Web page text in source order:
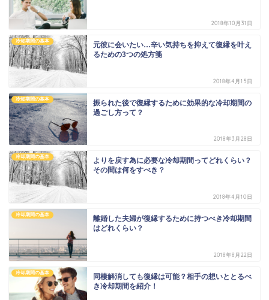
2018年10月31日
冷却期間の基本
元彼に会いたい…辛い気持ちを抑えて復縁を叶え
るための3つの処方箋
2018年4月15日
冷却期間の基本
振られた後で復縁するために効果的な冷却期間の
過ごし方って？
2018年3月28日
冷却期間の基本
よりを戻す為に必要な冷却期間ってどれくらい？
その間は何をすべき？
2018年4月10日
冷却期間の基本
離婚した夫婦が復縁するために持つべき冷却期間
はどれくらい？
2018年8月22日
冷却期間の基本
同棲解消しても復縁は可能？相手の想いととるべ
き冷却期間を紹介！